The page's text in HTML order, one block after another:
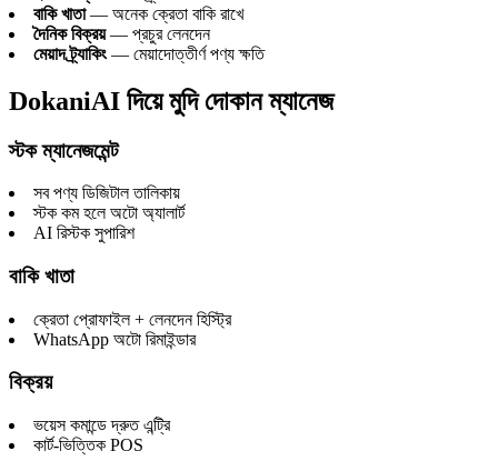
বাকি খাতা— অনেক ক্রেতা বাকি রাখে
দৈনিক বিক্রয়— প্রচুর লেনদেন
মেয়াদ ট্র্যাকিং— মেয়াদোত্তীর্ণ পণ্য ক্ষতি
DokaniAI দিয়ে মুদি দোকান ম্যানেজ
স্টক ম্যানেজমেন্ট
সব পণ্য ডিজিটাল তালিকায়
স্টক কম হলে অটো অ্যালার্ট
AI রিস্টক সুপারিশ
বাকি খাতা
ক্রেতা প্রোফাইল + লেনদেন হিস্ট্রি
WhatsApp অটো রিমাইন্ডার
বিক্রয়
ভয়েস কমান্ডে দ্রুত এন্ট্রি
কার্ট-ভিত্তিক POS